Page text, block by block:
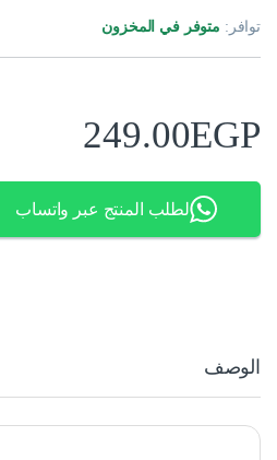
توافر: متوفر في المخزون
249.00EGP
لطلب المنتج عبر واتساب
الوصف